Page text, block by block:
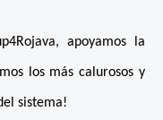
apoyamos la
los más calurosos y
sistema!